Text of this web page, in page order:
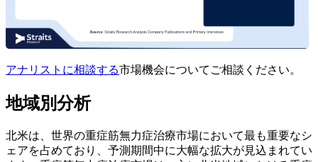
アナリストに相談する市場機会についてご相談ください。
地域別分析
北米は、世界の重症筋無力症治療市場において最も重要なシ
ェアを占めており、予測期間中に大幅な拡大が見込まれてい